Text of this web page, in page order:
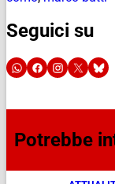
Seguici su
Potrebbe